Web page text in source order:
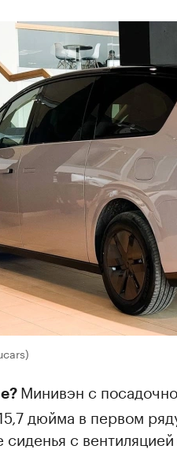
/ 00:00
Минивэн с
дюйма в первом
с